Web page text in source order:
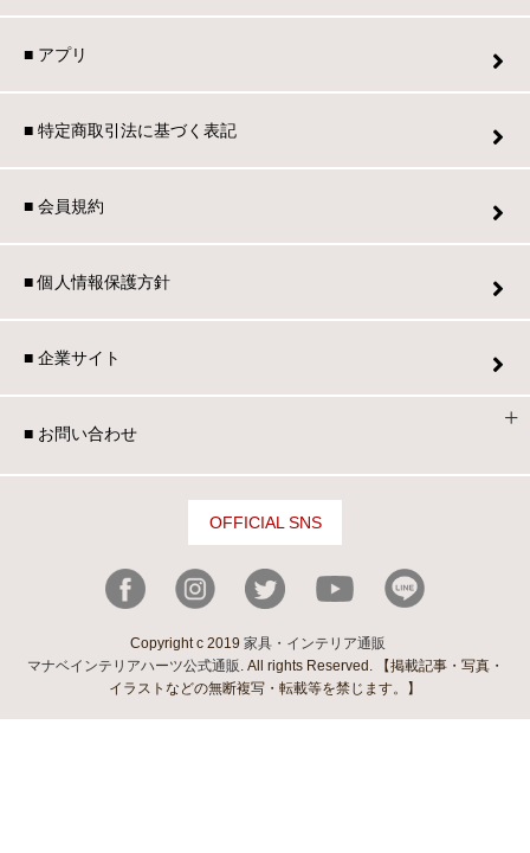
■ アプリ
■ 特定商取引法に基づく表記
■ 会員規約
■ 個人情報保護方針
■ 企業サイト
■ お問い合わせ
OFFICIAL SNS
Copyright c 2019 家具・インテリア通販
マナベインテリアハーツ公式通販 . All rights Reserved. 【掲載記事・写真・
イラストなどの無断複写・転載等を禁じます。】